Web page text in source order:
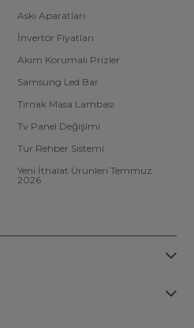
Askı Aparatları
İnvertör Fiyatları
Akım Korumalı Prizler
Samsung Led Bar
Tırnak Masa Lambası
Tv Panel Değişimi
Tur Rehber Sistemi
Yeni İthalat Ürünleri Temmuz
2026